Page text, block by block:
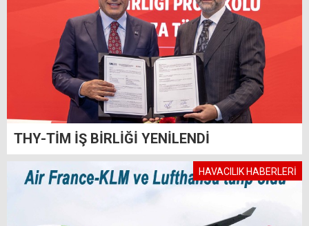
THY-TİM İŞ BİRLİĞİ YENİLENDİ
HAVACILIK HABERLERİ